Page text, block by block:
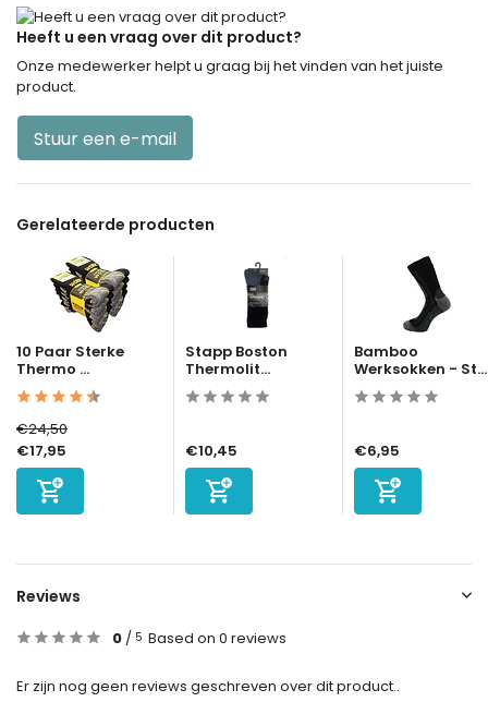
Heeft u een vraag over dit product?
Onze medewerker helpt u graag bij het vinden van het juiste
product.
Stuur een e-mail
Gerelateerde producten
10 Paar Sterke
Thermo ...
€24,50
€17,95
Stapp Boston
Thermolit...
€10,45
Bamboo
Werksokken - St...
€6,95
Reviews
0 / 5 Based on 0 reviews
Er zijn nog geen reviews geschreven over dit product..